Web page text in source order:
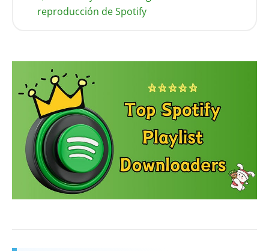
reproducción de Spotify